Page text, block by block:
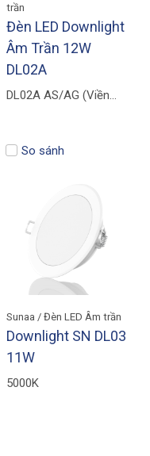
trần
Đèn LED Downlight
Âm Trần 12W
DL02A
DL02A AS/AG (Viền
Sunaa / Đèn LED Âm trần
Downlight SN DL03
11W
5000K
So sánh